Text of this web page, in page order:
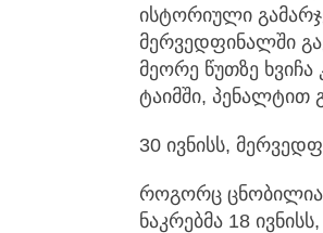
ისტორიული
მერვედფინალში
მეორე წუთზე
ტაიმში, პენალტით
30 ივნისს,
როგორც
ნაკრებმა 18